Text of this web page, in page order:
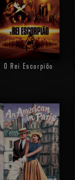
O Rei Escorpião